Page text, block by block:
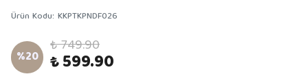
Ürün Kodu: KKPTKPNDF026
%20 ₺ 749.90
₺ 599.90